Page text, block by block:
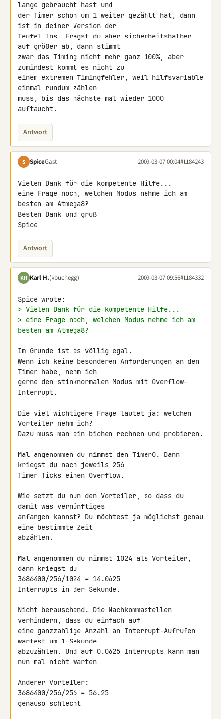
lange gebraucht hast und
der Timer schon um 1 weiter gezählt hat, dann
ist in deiner Version der
Teufel los. Fragst du aber sicherheitshalber
auf größer ab, dann stimmt
zwar das Timing nicht mehr ganz 100%, aber
zumindest kommt es nicht zu
einem extremen Timingfehler, weil hilfsvariable
einmal rundum zählen
muss, bis das nächste mal wieder 1000
auftaucht.
Antwort
S SpiceGast 2009-03-07 00:04#1184243
Vielen Dank für die kompetente Hilfe...
eine Frage noch, welchen Modus nehme ich am
besten am Atmega8?
Besten Dank und gruß
Spice
Antwort
KH Karl H.(kbuchegg) 2009-03-07 09:56#1184332
> Vielen Dank für die kompetente Hilfe...
> eine Frage noch, welchen Modus nehme ich am
besten am Atmega8?
Im Grunde ist es völlig egal.
Wenn ich keine besonderen Anforderungen an den
Timer habe, nehm ich
gerne den stinknormalen Modus mit Overflow-
Interrupt.
Die viel wichtigere Frage lautet ja: welchen
Vorteiler nehm ich?
Dazu muss man ein bichen rechnen und probieren.
Mal angenommen du nimmst den Timer0. Dann
kriegst du nach jeweils 256
Timer Ticks einen Overflow.
Wie setzt du nun den Vorteiler, so dass du
damit was vernünftiges
anfangen kannst? Du möchtest ja möglichst genau
eine bestimmte Zeit
abzählen.
Mal angenommen du nimmst 1024 als Vorteiler,
dann kriegst du
3686400/256/1024 = 14.0625
Interrupts in der Sekunde.
Nicht berauschend. Die Nachkommastellen
verhindern, dass du einfach auf
eine ganzzahlige Anzahl an Interrupt-Aufrufen
wartest um 1 Sekunde
abzuzählen. Und auf 0.0625 Interrupts kann man
nun mal nicht warten
Anderer Vorteiler:
3686400/256/256 = 56.25
genauso schlecht